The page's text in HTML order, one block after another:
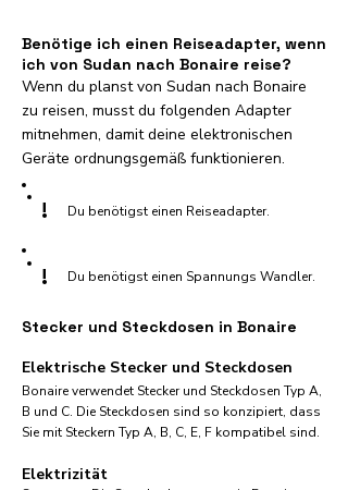
Benötige ich einen Reiseadapter, wenn
ich von Sudan nach Bonaire reise?
Wenn du planst von Sudan nach Bonaire
zu reisen, musst du folgenden Adapter
mitnehmen, damit deine elektronischen
Geräte ordnungsgemäß funktionieren.
! Du benötigst einen Reiseadapter.
! Du benötigst einen Spannungs Wandler.
Stecker und Steckdosen in Bonaire
Elektrische Stecker und Steckdosen
Bonaire verwendet Stecker und Steckdosen Typ A,
B und C. Die Steckdosen sind so konzipiert, dass
Sie mit Steckern Typ A, B, C, E, F kompatibel sind.
Elektrizität